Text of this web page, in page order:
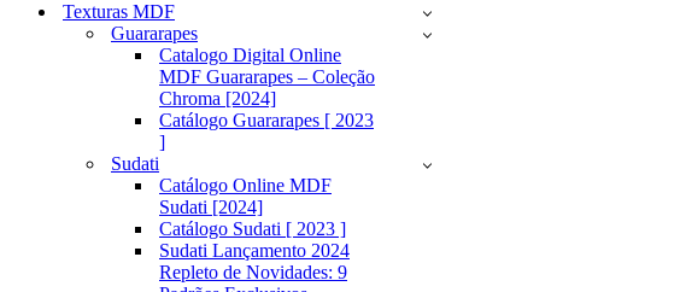
Texturas MDF
Guararapes
Catalogo Digital Online
MDF Guararapes – Coleção
Chroma [2024]
Catálogo Guararapes [ 2023
]
Sudati
Catálogo Online MDF
Sudati [2024]
Catálogo Sudati [ 2023 ]
Sudati Lançamento 2024
Repleto de Novidades: 9